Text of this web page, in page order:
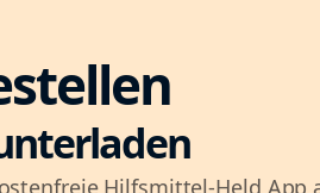
Hilfsmittel-Held App